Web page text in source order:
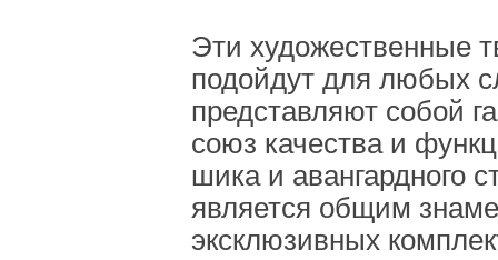
Эти художественные
подойдут для любых
представляют собой
союз качества и
шика и авангардного
является общим
эксклюзивных